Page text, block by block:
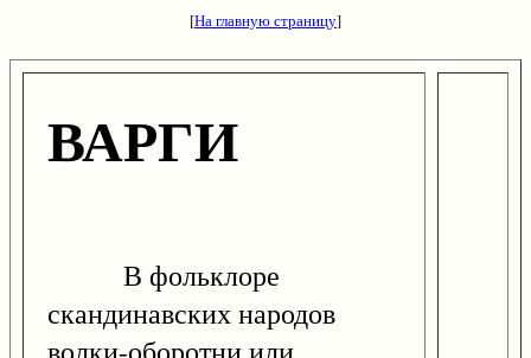
[На главную страницу]
ВАРГИ
В фольклоре
скандинавских народов